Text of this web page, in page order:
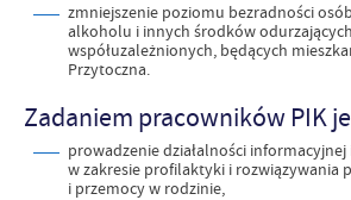
zmniejszenie poziomu bezradności
alkoholu i innych środków
współuzależnionych, będących
Przytoczna.
Zadaniem pracowników PIK
prowadzenie działalności
w zakresie profilaktyki i rozwiązywania
i przemocy w rodzinie,